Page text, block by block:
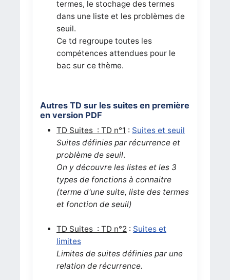
termes, le stochage des termes
dans une liste et les problèmes de
seuil.
Ce td regroupe toutes les
compétences attendues pour le
bac sur ce thème.
Autres TD sur les suites en première
en version PDF
TD Suites : TD n°1 : Suites et seuil
Suites définies par récurrence et
problème de seuil.
On y découvre les listes et les 3
types de fonctions à connaitre
(terme d'une suite, liste des termes
et fonction de seuil)
TD Suites : TD n°2: Suites et
limites
Limites de suites définies par une
relation de récurrence.